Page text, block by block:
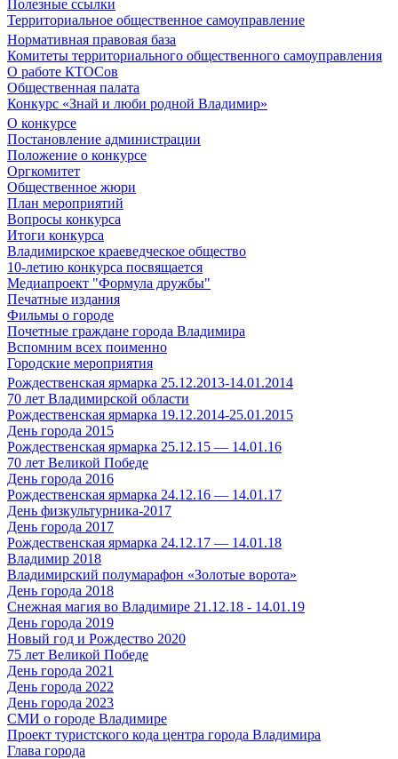
Полезные ссылки
Территориальное общественное самоуправление
Нормативная правовая база
Комитеты территориального общественного самоуправления
О работе КТОСов
Общественная палата
Конкурс «Знай и люби родной Владимир»
О конкурсе
Постановление администрации
Положение о конкурсе
Оргкомитет
Общественное жюри
План мероприятий
Вопросы конкурса
Итоги конкурса
Владимирское краеведческое общество
10-летию конкурса посвящается
Медиапроект "Формула дружбы"
Печатные издания
Фильмы о городе
Почетные граждане города Владимира
Вспомним всех поименно
Городские мероприятия
Рождественская ярмарка 25.12.2013-14.01.2014
70 лет Владимирской области
Рождественская ярмарка 19.12.2014-25.01.2015
День города 2015
Рождественская ярмарка 25.12.15 — 14.01.16
70 лет Великой Победе
День города 2016
Рождественская ярмарка 24.12.16 — 14.01.17
День физкультурника-2017
День города 2017
Рождественская ярмарка 24.12.17 — 14.01.18
Владимир 2018
Владимирский полумарафон «Золотые ворота»
День города 2018
Снежная магия во Владимире 21.12.18 - 14.01.19
День города 2019
Новый год и Рождество 2020
75 лет Великой Победе
День города 2021
День города 2022
День города 2023
СМИ о городе Владимире
Проект туристского кода центра города Владимира
Глава города